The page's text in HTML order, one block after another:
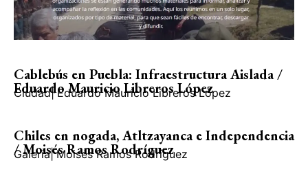
Cablebús en Puebla: Infraestructura Aislada /
Eduardo Mauricio Libreros López
Ciudad| Eduardo Mauricio Libreros López
Chiles en nogada, Atltzayanca e Independencia
/ Moisés Ramos Rodríguez
Galería| Moisés Ramos Rodríguez